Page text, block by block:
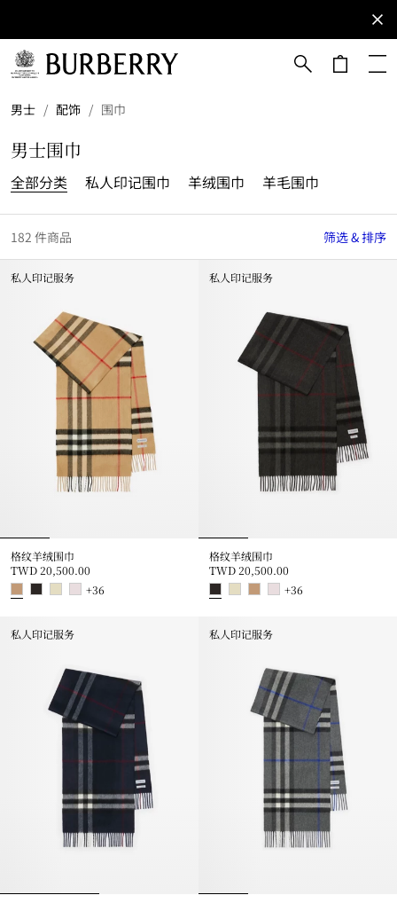
订阅获取
Burberry
品牌资
男士 / 配饰 / 围巾
男士围巾
全部分类 私人印记围巾 羊绒围巾 羊毛围巾
182 件商品 筛选 & 排序
私人印记服务
格纹羊绒围巾
TWD 20,500.00
+36
私人印记服务
格纹羊绒围巾
TWD 20,500.00
+36
私人印记服务 私人印记服务